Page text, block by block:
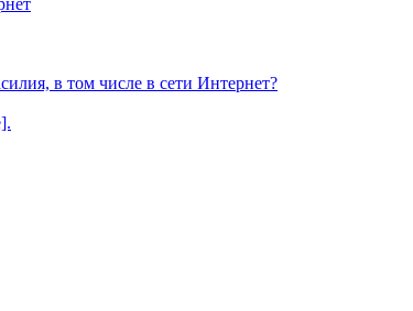
в том числе в сети Интернет?